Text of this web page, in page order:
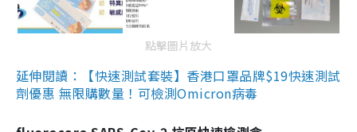
點擊圖片放大
延伸閱讀：【快速測試套裝】香港口罩品牌$19快速測試
劑優惠 無限購數量！可檢測Omicron病毒